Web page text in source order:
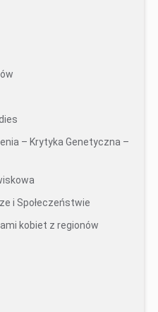
– Krytyka Genetyczna –
i Społeczeństwie
kobiet z regionów